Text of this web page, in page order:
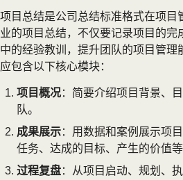
项目总结是公司总结标准格式在项目
业的项目总结，不仅要记录项目的完
中的经验教训，提升团队的项目管理
应包含以下核心模块：
项目概况：简要介绍项目背景、
队。
成果展示：用数据和案例展示项
任务、达成的目标、产生的价值等
过程复盘：从项目启动、规划、